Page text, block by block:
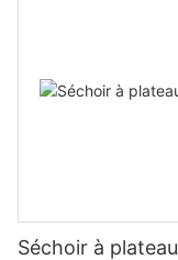
Séchoir à